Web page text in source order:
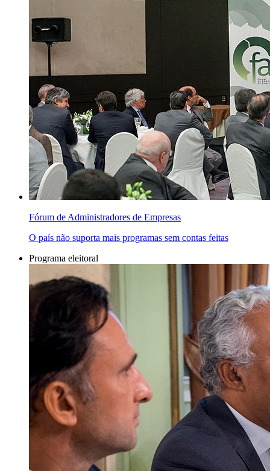
Fórum de Administradores de Empresas
O país não suporta mais programas sem contas feitas
Programa eleitoral